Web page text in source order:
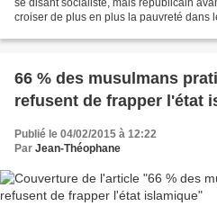
se disant socialiste, mais républicain
croiser de plus en plus la pauvreté dans
66 % des musulmans
refusent de frapper l'état
Publié le 04/02/2015 à 12:22
Par Jean-Théophane